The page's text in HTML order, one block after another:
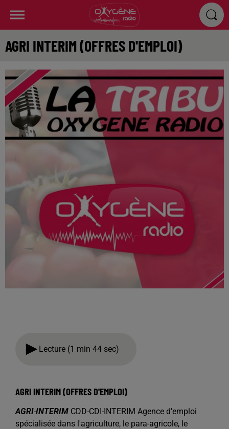
AGRI INTERIM (OFFRES D'EMPLOI)
Lecture (1 min 44 sec)
AGRI INTERIM (OFFRES D'EMPLOI)
AGRI-INTERIM CDD-CDI-INTERIM Agence d'emploi
spécialisée dans l'agriculture, le para-agricole, le